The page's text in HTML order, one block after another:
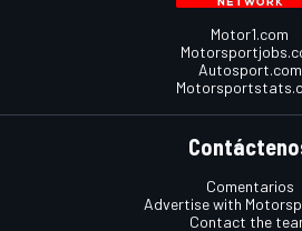
Motor1.com
Autosport.com
Comentarios
Advertise with
Contact the